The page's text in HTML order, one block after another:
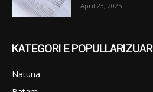
April 23, 2025
KATEGORI E POPULLARIZUAR
Natuna